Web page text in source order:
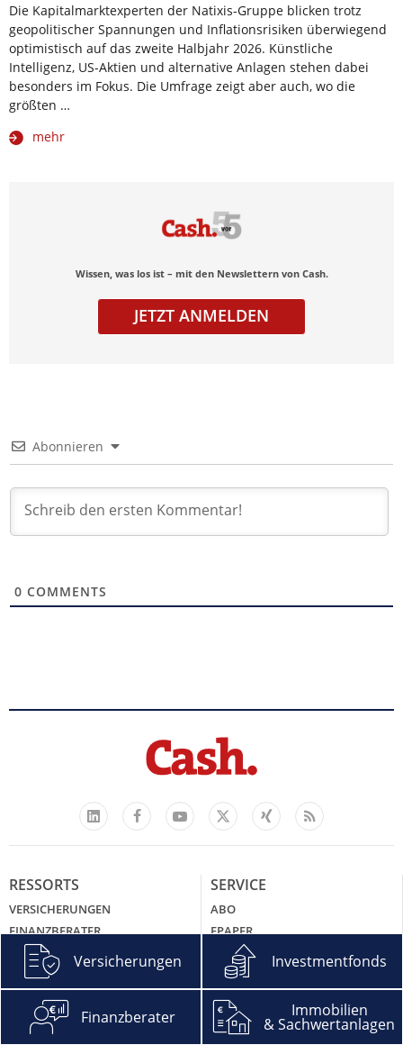
Die Kapitalmarktexperten der Natixis-Gruppe blicken trotz
geopolitischer Spannungen und Inflationsrisiken überwiegend
optimistisch auf das zweite Halbjahr 2026. Künstliche
Intelligenz, US-Aktien und alternative Anlagen stehen dabei
besonders im Fokus. Die Umfrage zeigt aber auch, wo die
größten …
mehr
Wissen, was los ist – mit den Newslettern von Cash.
JETZT ANMELDEN
Abonnieren
0 COMMENTS
LinkedIn
FacebookYouTube
X
Xing Feed
RESSORTS
VERSICHERUNGEN
FINANZBERATER
INVESTMENTFONDS
IMMOBILIEN &
SACHWERTANLAGEN
DIGITALISIERUNG
RECHT & STEUERN
SERVICE
ABO
EPAPER
AGB
DATENSCHUTZHINWEISE DER
CASH. MEDIA GROUP GMBH
IMPRESSUM
KONTAKT
Versicherungen Investmentfonds
Finanzberater Immobilien
& Sachwertanlagen